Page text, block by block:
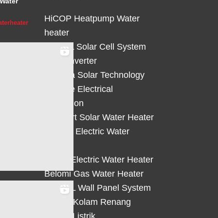
HiCOP Heatpump Water
heater
HiCELL Solar Cell System
Deye Inverter
Solterra Solar Technology
Suntree Electrical
Protection
Solahart Solar Water Heater
Atlantic Electric Water
Eterra Electric Water Heater
Belomi Gas Water Heater
HiWALL Wall Panel System
Heater Kolam Renang
Hemat Listrik